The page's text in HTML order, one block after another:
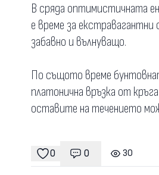
В сряда оптимистичната
е време за
забавно и вълнуващо.
По същото време
платонична връзка от
оставите на течението
0
харесвания
0
Коментари
30
гледания